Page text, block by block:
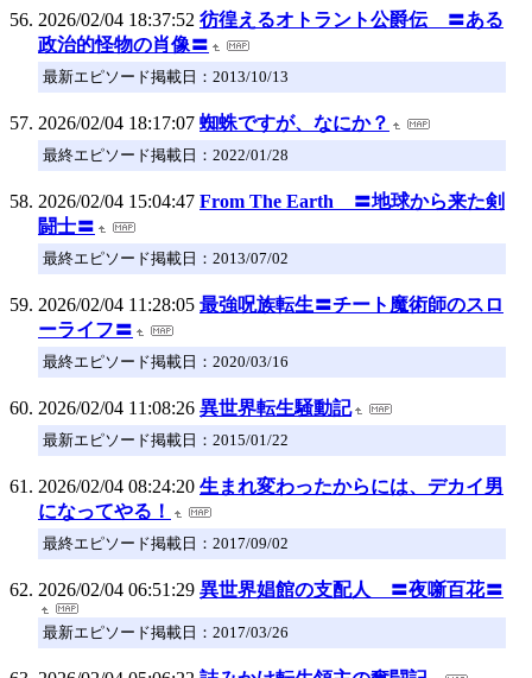
2026/02/04 18:37:52 彷徨えるオトラント公爵伝 〓ある
政治的怪物の肖像〓
最新エピソード掲載日：2013/10/13
2026/02/04 18:17:07 蜘蛛ですが、なにか？
最終エピソード掲載日：2022/01/28
2026/02/04 15:04:47 From The Earth 〓地球から来た剣
闘士〓
最終エピソード掲載日：2013/07/02
2026/02/04 11:28:05 最強呪族転生〓チート魔術師のスロ
ーライフ〓
最終エピソード掲載日：2020/03/16
2026/02/04 11:08:26 異世界転生騒動記
最新エピソード掲載日：2015/01/22
2026/02/04 08:24:20 生まれ変わったからには、デカイ男
になってやる！
最終エピソード掲載日：2017/09/02
2026/02/04 06:51:29 異世界娼館の支配人 〓夜噺百花〓
最新エピソード掲載日：2017/03/26